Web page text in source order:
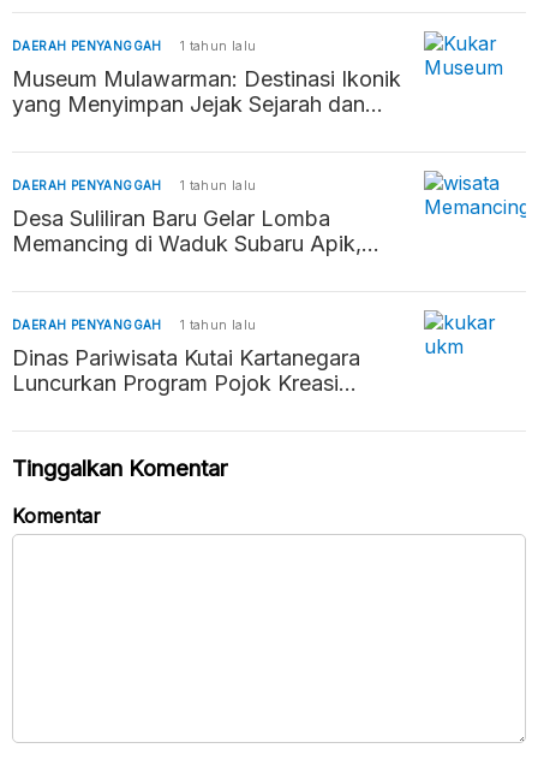
Ekonomi Masyarakat
DAERAH PENYANGGAH 1 tahun lalu
Museum Mulawarman: Destinasi Ikonik
yang Menyimpan Jejak Sejarah dan
DAERAH PENYANGGAH 1 tahun lalu
Desa Suliliran Baru Gelar Lomba
Memancing di Waduk Subaru Apik,
Silaturahmi
DAERAH PENYANGGAH 1 tahun lalu
Dinas Pariwisata Kutai Kartanegara
Luncurkan Program Pojok Kreasi
Lokal
Tinggalkan Komentar
Komentar